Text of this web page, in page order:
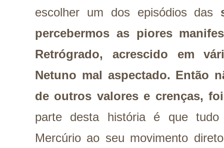
escolher um dos episódios das
percebermos as piores
Retrógrado, acrescido em
Netuno mal aspectado. Então
de outros valores e crenças,
parte desta história é que
Mercúrio ao seu movimento